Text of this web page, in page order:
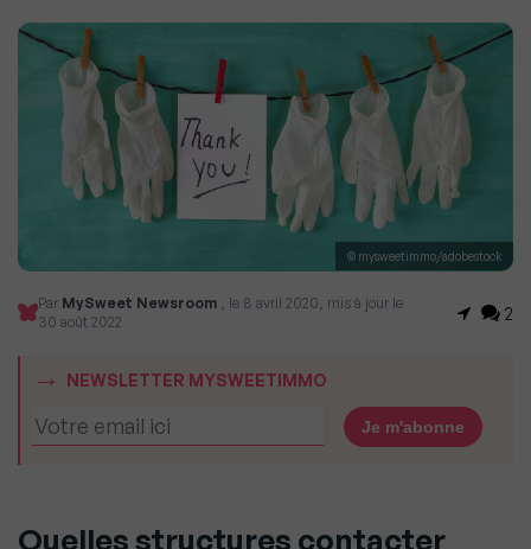
© mysweetimmo/adobestock
Par MySweet Newsroom , le 8 avril 2020, mis à jour le
30 août 2022
2
NEWSLETTER MYSWEETIMMO
Quelles structures contacter